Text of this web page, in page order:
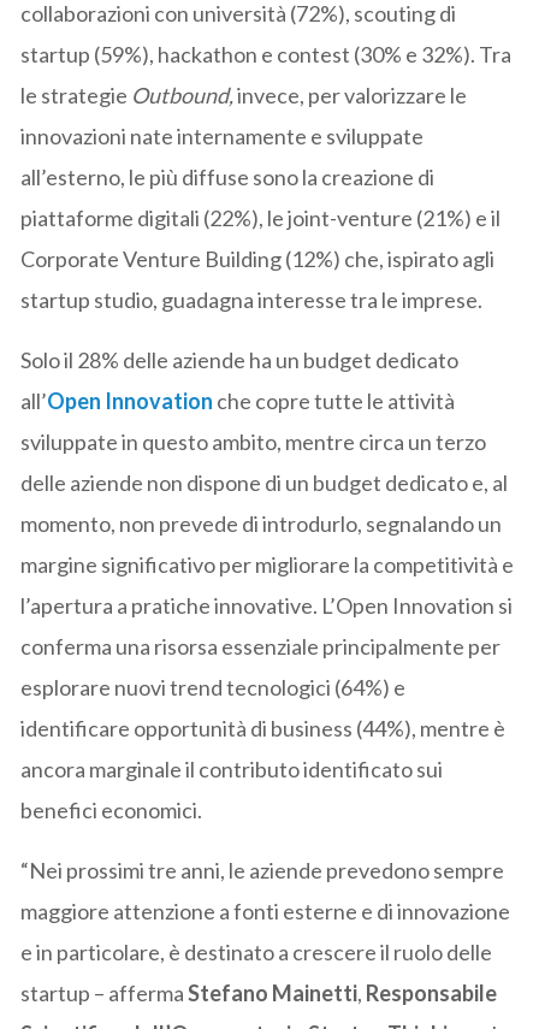
collaborazioni con università (72%), scouting di
startup (59%), hackathon e contest (30% e 32%). Tra
le strategie Outbound,invece, per valorizzare le
innovazioni nate internamente e sviluppate
all’esterno, le più diffuse sono la creazione di
piattaforme digitali (22%), le joint-venture (21%) e il
Corporate Venture Building (12%) che, ispirato agli
startup studio, guadagna interesse tra le imprese.
Solo il 28% delle aziende ha un budget dedicato
all’Open Innovation che copre tutte le attività
sviluppate in questo ambito, mentre circa un terzo
delle aziende non dispone di un budget dedicato e, al
momento, non prevede di introdurlo, segnalando un
margine significativo per migliorare la competitività e
l’apertura a pratiche innovative. L’Open Innovation si
conferma una risorsa essenziale principalmente per
esplorare nuovi trend tecnologici (64%) e
identificare opportunità di business (44%), mentre è
ancora marginale il contributo identificato sui
benefici economici.
“Nei prossimi tre anni, le aziende prevedono sempre
maggiore attenzione a fonti esterne e di innovazione
e in particolare, è destinato a crescere il ruolo delle
startup – affermaStefano Mainetti, Responsabile